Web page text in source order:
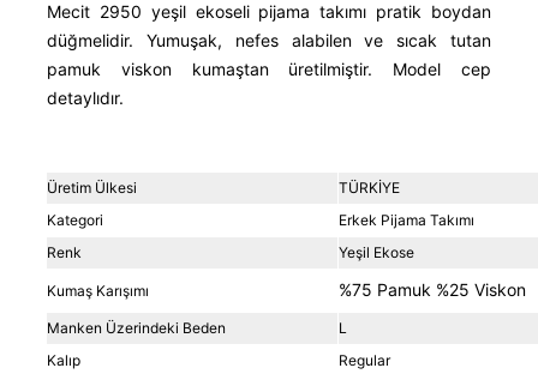
Mecit 2950 yeşil ekoseli pijama takımı pratik boydan
düğmelidir. Yumuşak, nefes alabilen ve sıcak tutan
pamuk viskon kumaştan üretilmiştir. Model cep
detaylıdır.
Üretim Ülkesi
TÜRKİYE
Kategori
Erkek Pijama Takımı
Renk
Yeşil Ekose
Kumaş Karışımı %75 Pamuk %25 Viskon
Manken Üzerindeki Beden
L
Kalıp
Regular